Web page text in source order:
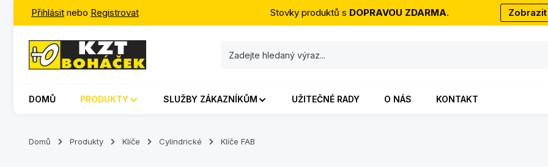
na hlavní obsah
Přeskočit na vyhledávání
Přeskočit na hlavní navigaci
Přihlásit nebo Registrovat Stovky produktů s DOPRAVOU ZDARMA.
DOMŮ PRODUKTY SLUŽBY ZÁKAZNÍKŮM UŽITEČNÉ RADY O NÁS KONTAKT
Domů Produkty Klíče Cylindrické Klíče FAB